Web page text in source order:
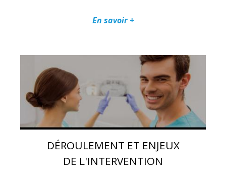
En savoir +
DÉROULEMENT ET ENJEUX
DE L'INTERVENTION